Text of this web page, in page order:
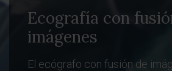
Ecografía con
imágenes
El ecógrafo con fusión de